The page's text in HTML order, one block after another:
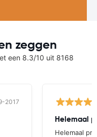
zeggen
een 8.3/10 uit 8168
2017
Helemaal
Helemaal